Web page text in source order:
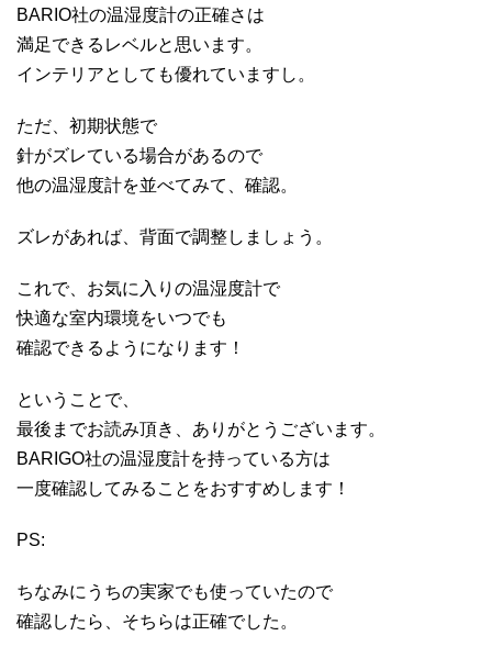
BARIO社の温湿度計の正確さは
満足できるレベルと思います。
インテリアとしても優れていますし。
ただ、初期状態で
針がズレている場合があるので
他の温湿度計を並べてみて、確認。
ズレがあれば、背面で調整しましょう。
これで、お気に入りの温湿度計で
快適な室内環境をいつでも
確認できるようになります！
ということで、
最後までお読み頂き、ありがとうございます。
BARIGO社の温湿度計を持っている方は
一度確認してみることをおすすめします！
PS:
ちなみにうちの実家でも使っていたので
確認したら、そちらは正確でした。